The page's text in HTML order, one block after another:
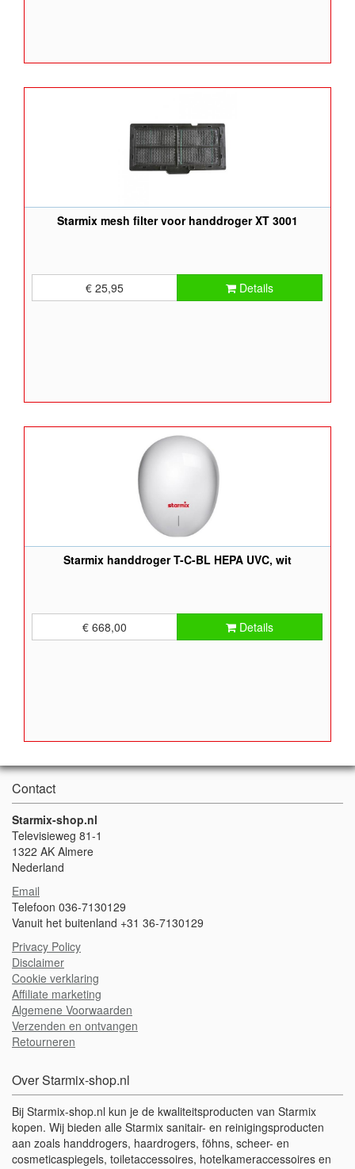
Starmix mesh filter voor handdroger XT 3001
€ 25,95 Details
Starmix handdroger T-C-BL HEPA UVC, wit
€ 668,00 Details
Contact
Starmix-shop.nl
Televisieweg 81-1
1322 AK Almere
Nederland
Email
Telefoon 036-7130129
Vanuit het buitenland +31 36-7130129
Privacy Policy
Disclaimer
Cookie verklaring
Affiliate marketing
Algemene Voorwaarden
Verzenden en ontvangen
Retourneren
Over Starmix-shop.nl
Bij Starmix-shop.nl kun je de kwaliteitsproducten van Starmix
kopen. Wij bieden alle Starmix sanitair- en reinigingsproducten
aan zoals handdrogers, haardrogers, föhns, scheer- en
cosmeticaspiegels, toiletaccessoires, hotelkameraccessoires en